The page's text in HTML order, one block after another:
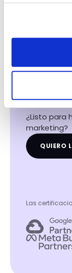
¿Listo para
marketing?
QUIERO
Las